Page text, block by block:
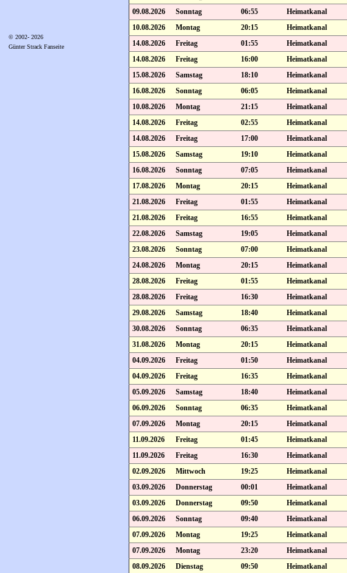
© 2002- 2026
Günter Strack Fanseite
09.08.2026
Sonntag 06:55 Heimatkanal
10.08.2026
Montag 20:15 Heimatkanal
14.08.2026
Freitag 01:55 Heimatkanal
14.08.2026
Freitag 16:00 Heimatkanal
15.08.2026
Samstag 18:10 Heimatkanal
16.08.2026
Sonntag 06:05 Heimatkanal
10.08.2026
Montag 21:15 Heimatkanal
14.08.2026
Freitag 02:55 Heimatkanal
14.08.2026
Freitag 17:00 Heimatkanal
15.08.2026
Samstag 19:10 Heimatkanal
16.08.2026
Sonntag 07:05 Heimatkanal
17.08.2026
Montag 20:15 Heimatkanal
21.08.2026
Freitag 01:55 Heimatkanal
21.08.2026
Freitag 16:55 Heimatkanal
22.08.2026
Samstag 19:05 Heimatkanal
23.08.2026
Sonntag 07:00 Heimatkanal
24.08.2026
Montag 20:15 Heimatkanal
28.08.2026
Freitag 01:55 Heimatkanal
28.08.2026
Freitag 16:30 Heimatkanal
29.08.2026
Samstag 18:40 Heimatkanal
30.08.2026
Sonntag 06:35 Heimatkanal
31.08.2026
Montag 20:15 Heimatkanal
04.09.2026
Freitag 01:50 Heimatkanal
04.09.2026
Freitag 16:35 Heimatkanal
05.09.2026
Samstag 18:40 Heimatkanal
06.09.2026
Sonntag 06:35 Heimatkanal
07.09.2026
Montag 20:15 Heimatkanal
11.09.2026
Freitag 01:45 Heimatkanal
11.09.2026
Freitag 16:30 Heimatkanal
02.09.2026
Mittwoch 19:25 Heimatkanal
03.09.2026
Donnerstag 00:01 Heimatkanal
03.09.2026
Donnerstag 09:50 Heimatkanal
06.09.2026
Sonntag 09:40 Heimatkanal
07.09.2026
Montag 19:25 Heimatkanal
07.09.2026
Montag 23:20 Heimatkanal
08.09.2026
Dienstag 09:50 Heimatkanal